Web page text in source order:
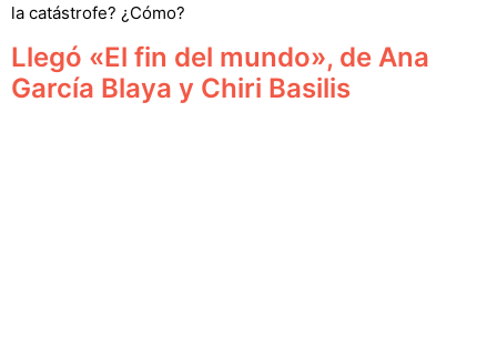
la catástrofe? ¿Cómo?
Llegó «El fin del mundo», de Ana
García Blaya y Chiri Basilis